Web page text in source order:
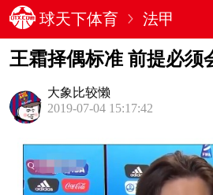
球天下体育 法甲
王霜择偶标准 前提必须
大象比较懒
2019-07-04 15:17:42